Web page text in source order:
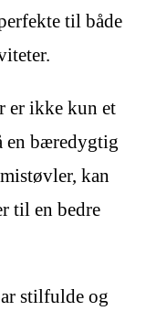
til både
er ikke kun et
en bæredygtig
kan
til en bedre
stilfulde og